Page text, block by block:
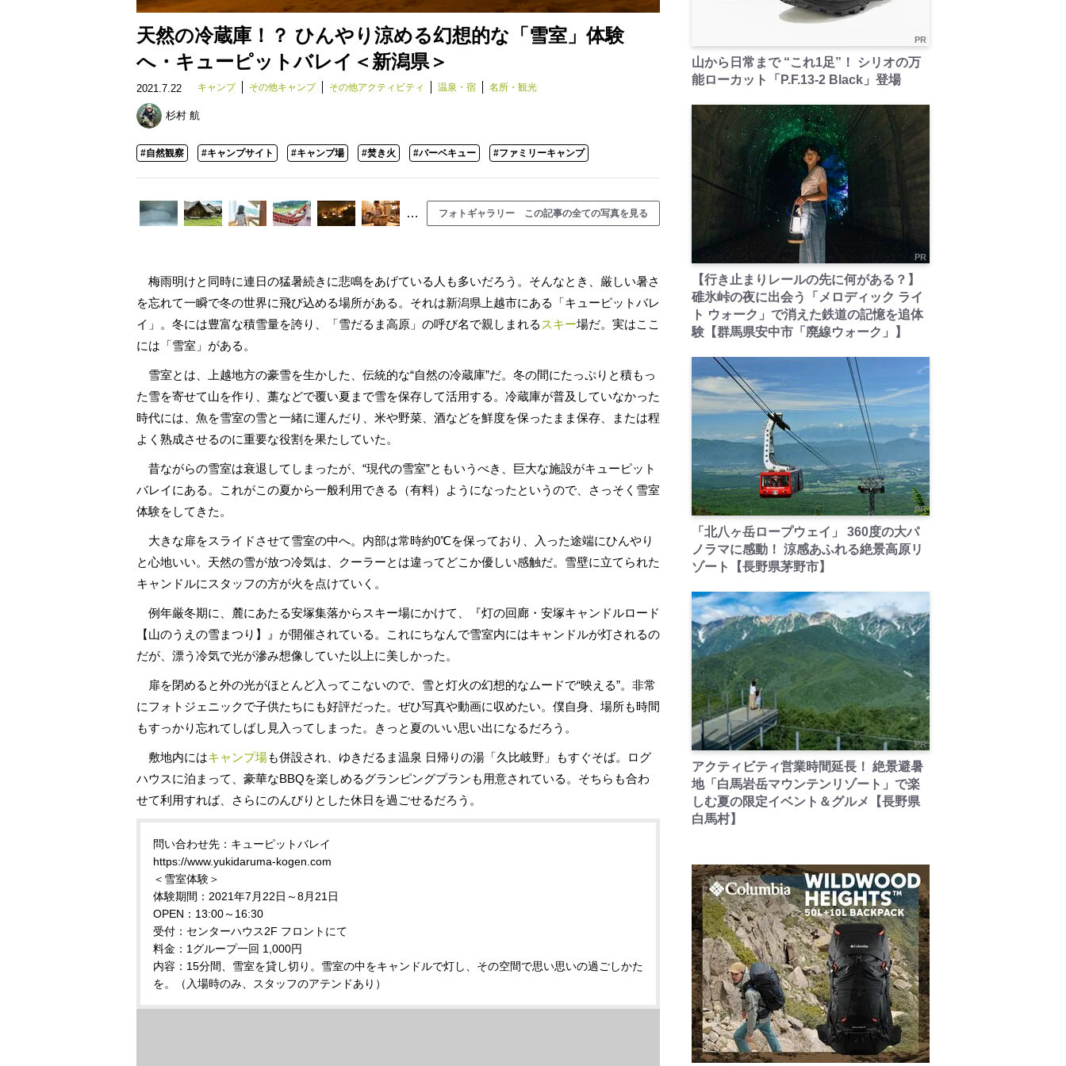
天然の冷蔵庫！？ ひんやり涼める幻想的な「雪室」体験
へ・キューピットバレイ＜新潟県＞
2021.7.22 キャンプ その他キャンプ その他アクティビティ 温泉・宿 名所・観光
杉村 航
#自然観察 #キャンプサイト #キャンプ場 #焚き火 #バーベキュー #ファミリーキャンプ
… フォトギャラリー この記事の全ての写真を見る
梅雨明けと同時に連日の猛暑続きに悲鳴をあげている人も多いだろう。そんなとき、厳しい暑さ
を忘れて一瞬で冬の世界に飛び込める場所がある。それは新潟県上越市にある「キューピットバレ
イ」。冬には豊富な積雪量を誇り、「雪だるま高原」の呼び名で親しまれる スキー場だ。実はここ
には「雪室」がある。
雪室とは、上越地方の豪雪を生かした、伝統的な“自然の冷蔵庫”だ。冬の間にたっぷりと積もっ
た雪を寄せて山を作り、藁などで覆い夏まで雪を保存して活用する。冷蔵庫が普及していなかった
時代には、魚を雪室の雪と一緒に運んだり、米や野菜、酒などを鮮度を保ったまま保存、または程
よく熟成させるのに重要な役割を果たしていた。
昔ながらの雪室は衰退してしまったが、“現代の雪室”ともいうべき、巨大な施設がキューピット
バレイにある。これがこの夏から一般利用できる（有料）ようになったというので、さっそく雪室
体験をしてきた。
大きな扉をスライドさせて雪室の中へ。内部は常時約0℃を保っており、入った途端にひんやり
と心地いい。天然の雪が放つ冷気は、クーラーとは違ってどこか優しい感触だ。雪壁に立てられた
キャンドルにスタッフの方が火を点けていく。
例年厳冬期に、麓にあたる安塚集落からスキー場にかけて、『灯の回廊・安塚キャンドルロード
【山のうえの雪まつり】』が開催されている。これにちなんで雪室内にはキャンドルが灯されるの
だが、漂う冷気で光が滲み想像していた以上に美しかった。
扉を閉めると外の光がほとんど入ってこないので、雪と灯火の幻想的なムードで“映える”。非常
にフォトジェニックで子供たちにも好評だった。ぜひ写真や動画に収めたい。僕自身、場所も時間
もすっかり忘れてしばし見入ってしまった。きっと夏のいい思い出になるだろう。
敷地内にはキャンプ場も併設され、ゆきだるま温泉 日帰りの湯「久比岐野」もすぐそば。ログ
ハウスに泊まって、豪華なBBQを楽しめるグランピングプランも用意されている。そちらも合わ
せて利用すれば、さらにのんびりとした休日を過ごせるだろう。
問い合わせ先：キューピットバレイ
https://www.yukidaruma-kogen.com
＜雪室体験＞
体験期間：2021年7月22日～8月21日
OPEN：13:00～16:30
受付：センターハウス2F フロントにて
料金：1グループ一回 1,000円
内容：15分間、雪室を貸し切り。雪室の中をキャンドルで灯し、その空間で思い思いの過ごしかた
を。（入場時のみ、スタッフのアテンドあり）
PR
山から日常まで “これ1足”！ シリオの万
能ローカット「P.F.13-2 Black」登場
PR
【行き止まりレールの先に何がある？】
碓氷峠の夜に出会う「メロディック ライ
ト ウォーク」で消えた鉄道の記憶を追体
験【群馬県安中市「廃線ウォーク」】
PR
「北八ヶ岳ロープウェイ」 360度の大パ
ノラマに感動！ 涼感あふれる絶景高原リ
ゾート【長野県茅野市】
PR
アクティビティ営業時間延長！ 絶景避暑
地「白馬岩岳マウンテンリゾート」で楽
しむ夏の限定イベント＆グルメ【長野県
白馬村】